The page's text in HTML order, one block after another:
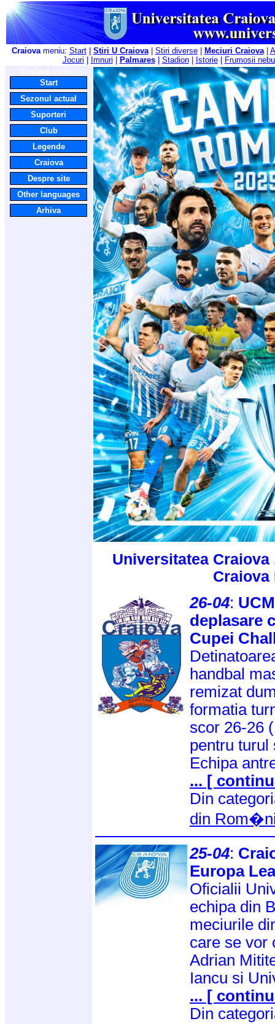
Craiovameniu: Start| Stiri U Craiova| Stiri diverse| Meciuri Craiova|
Jocuri
Imnuri Palmares| Stadion| Istorie|
Frumosii
Start
Sezonul actual
Suporteri
Club
Legende
Craiova
Despre site
Other languages
Arhiva
Universitatea
Craiova
26-04:
deplasare
Cupei
handbal
remizat
formatia
scor 26-26
pentru turul
Echipa
... [
Din
din
25-04:
Europa
Oficialii
echipa din
meciurile
care se vor
Adrian
Iancu si
... [
Din